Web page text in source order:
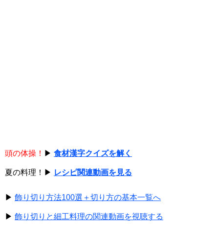
頭の体操！ ▶ 食材漢字クイズを解く
夏の料理！▶ レシピ関連動画を見る
▶ 飾り切り方法100選＋切り方の基本一覧へ
▶ 飾り切りと細工料理の関連動画を視聴する